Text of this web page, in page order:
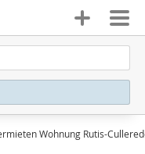
Wohnung Rutis-